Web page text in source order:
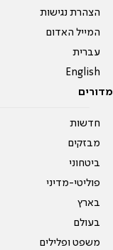
הצהרת נגישות
המייל האדום
עברית
English
מדורים
חדשות
מבזקים
ביטחוני
פוליטי-מדיני
בארץ
בעולם
משפט ופלילים